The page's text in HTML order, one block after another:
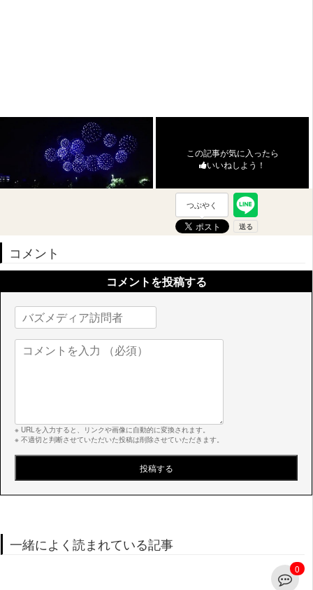
この記事が気に入ったら
いいねしよう！
つぶやく
コメント
0
コメントを投稿する
※ URLを入力すると、リンクや画像に自動的に変換されます。
※ 不適切と判断させていただいた投稿は削除させていただきます。
一緒によく読まれている記事